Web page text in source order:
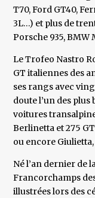
T70, Ford GT40,
3L…) et plus de
Porsche 935, BMW
Le Trofeo Nastro
GT italiennes des
ses rangs avec
doute l’un des
voitures
Berlinetta et 275
ou encore
Né l’an dernier de
Francorchamps
illustrées lors des